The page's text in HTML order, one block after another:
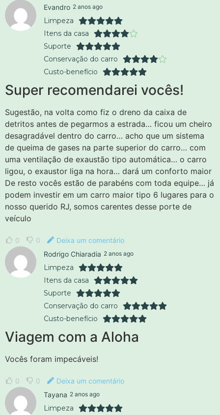
Evandro 2 anos ago
Limpeza
Itens da casa
Suporte
Conservação do carro
Custo-benefício
Super recomendarei vocês!
Sugestão, na volta como fiz o dreno da caixa de
detritos antes de pegarmos a estrada… ficou um cheiro
desagradável dentro do carro… acho que um sistema
de queima de gases na parte superior do carro… com
uma ventilação de exaustão tipo automática… o carro
ligou, o exaustor liga na hora… dará um conforto maior
De resto vocês estão de parabéns com toda equipe… já
podem investir em um carro maior tipo 6 lugares para o
nosso querido RJ, somos carentes desse porte de
veículo
0 0
Deixa um comentário
Rodrigo Chiaradia 2 anos ago
Limpeza
Itens da casa
Suporte
Conservação do carro
Custo-benefício
Viagem com a Aloha
Vocês foram impecáveis!
0 0
Deixa um comentário
Tayana 2 anos ago
Limpeza